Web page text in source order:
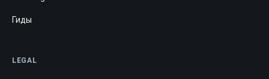
Гиды
LEGAL